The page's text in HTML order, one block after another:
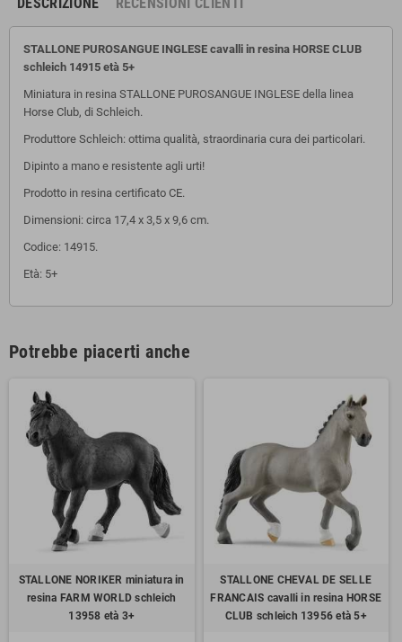
STALLONE PUROSANGUE INGLESE cavalli in resina HORSE CLUB
schleich 14915 età 5+
Miniatura in resina STALLONE PUROSANGUE INGLESE della linea
Horse Club, di Schleich.
Produttore Schleich: ottima qualità, straordinaria cura dei particolari.
Dipinto a mano e resistente agli urti!
Prodotto in resina certificato CE.
Dimensioni: circa 17,4 x 3,5 x 9,6 cm.
Codice: 14915.
Età: 5+
Potrebbe piacerti anche
STALLONE NORIKER miniatura in
resina FARM WORLD schleich
13958 età 3+
STALLONE CHEVAL DE SELLE
FRANCAIS cavalli in resina HORSE
CLUB schleich 13956 età 5+